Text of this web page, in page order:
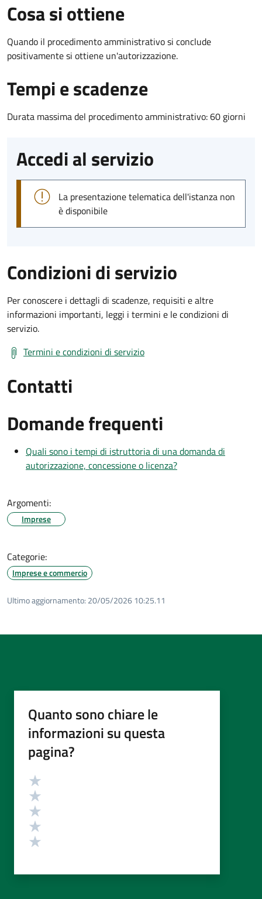
Cosa si ottiene
Quando il procedimento amministrativo si conclude
positivamente si ottiene un'autorizzazione.
Tempi e scadenze
Durata massima del procedimento amministrativo: 60 giorni
Accedi al servizio
La presentazione telematica dell'istanza non
è disponibile
Condizioni di servizio
Per conoscere i dettagli di scadenze, requisiti e altre
informazioni importanti, leggi i termini e le condizioni di
servizio.
Termini e condizioni di servizio
Contatti
Domande frequenti
Quali sono i tempi di istruttoria di una domanda di
autorizzazione, concessione o licenza?
Argomenti:
Imprese
Categorie:
Imprese e commercio
Ultimo aggiornamento: 20/05/2026 10:25.11
Quanto sono chiare le
informazioni su questa
pagina?
Valutazione